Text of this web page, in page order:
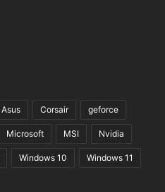
Asus Corsair geforce
Microsoft MSI Nvidia
Windows 10 Windows 11